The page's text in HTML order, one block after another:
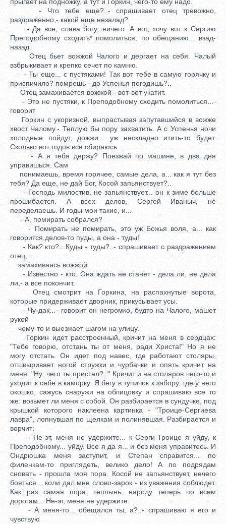
- Что тебе еще?..- спрашивает отец тревожно,
раздраженно,- какой еще незалад?
- Да все, слава богу, ничего. А вот, хочу вот к Сергию
Преподобному сходить* помолиться, по обещанию... взад-
назад.
Отец бьет вожжой Чалого и дергает на себя. Чалый
взбрыкивает и крепко сечет по камню.
- Ты еще... с пустяками! Так вот тебе в самую горячку и
приспичило? помрешь - до Успенья погодишь?..
Отец замахивается вожжой - вот-вот укатит.
- Это не пустяки, к Преподобному сходить помолиться...-
говорит
Горкин с укоризной, выпрастывая запутавшийся в вожже
хвост Чалому.- Теплую бы пору захватить. А с Успенья ночи
холодные пойдут, дожжи... уж нескладно итить-то будет.
Сколько вот годов все сбираюсь...
- А я тебя держу? Поезжай по машине, в два дня
управишься. Сам
понимаешь, время горячее, самые дела, а... как я тут без
тебя? Да еще, не дай Бог, Косой запьянствует?..
- Господь милостив, не запьянствует... он к зиме больше
прошибается. А всех делов, Сергей Иваныч, не
переделаешь. И годы мои такие, и...
- А, помирать собрался?
- Помирать не помирать, это уж Божья воля, а... как
говорится,делов-то пуды, а она - туды!
- Как? кто?.. Куды - туды?..- спрашивает с раздражением
отец,
замахиваясь вожжой.
- Известно - кто. Она ждать не станет - дела ли, не дела
ли,- а все покончит.
Отец смотрит на Горкина, на распахнутые ворота,
которые придерживает дворник, прикусывает усы.
- Чу-дак...- говорит он негромко, будто на Чалого, машет
рукой
чему-то и выезжает шагом на улицу.
Горкин идет расстроенный, кричит на меня в сердцах:
"Тебе говорю, отстань ты от меня, ради Христа!" Но я не
могу отстать. Он идет под навес, где работают столяры,
отшвыривает ногой стружки и чурбачки и опять кричит на
меня: "Ну, чего ты пристал?.." Кричит и на столяров чего-то и
уходит к себе в каморку. Я бегу в тупичок к забору, где у него
окошко, сажусь снаружи на облицовку и спрашиваю все то
же: возьмет ли меня с собой. Он разбирается в сундучке, под
крышкой которого наклеена картинка - "Троице-Сергиева
лавра", лопнувшая по щелкам и полинявшая. Разбирается и
ворчит:
- Не-эт, меня не удержите... к Серги-Троице я уйду, к
Преподобному... уйду. Все я да я... и без меня управитесь. И
Ондрюшка меня заступит, и Степан справится... по
филенкам-то приглядеть, велико дело! А по подрядам
сновать - прошла моя пора. Косой не запьянствует, нечего
бояться... коли дал мне слово-зарок - из уважения соблюдет.
Как раз самая пора, теплынь, народу теперь по всем
дорогам... Не-эт, меня не удержите.
- А меня-то... обещался ты, а?..- спрашиваю я его и
чувствую